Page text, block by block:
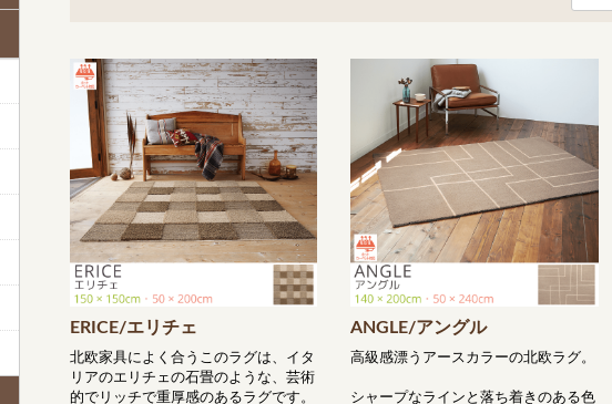
ERICE/エリチェ
北欧家具によく合うこのラグは、イタ
リアのエリチェの石畳のような、芸術
的でリッチで重厚感のあるラグです。
ANGLE/アングル
高級感漂うアースカラーの北欧ラグ。
シャープなラインと落ち着きのある色